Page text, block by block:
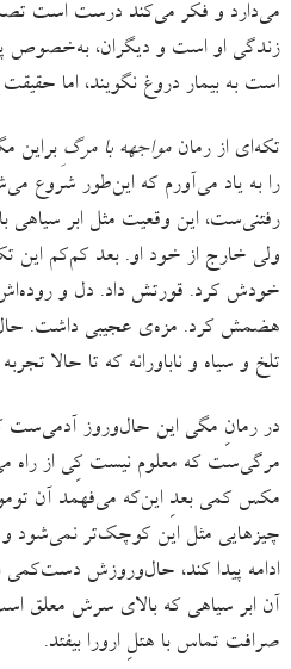
می‌دارد و فکر می‌کند درست است
زندگی او است و دیگران، به‌خصوص
است به بیمار دروغ نگویند، اما
تکه‌ای از رمانمواجهه با مرگِ براین
را به یاد می‌آورم که این‌طور شروع
رفتنی‌ست، این وقعیت مثل ابر
ولی خارج از خود او. بعد کم‌کم این
خودش کرد. قورتش داد. دل و روده‌اش
هضمش کرد. مزه‌ی عجیبی داشت. حال
تلخ و سیاه و ناباورانه که تا حالا
در رمانِ مگی این حال‌وروز آدمی‌ست
مرگی‌ست که معلوم نیست کِی از راه
مکس کمی بعدِ این‌که می‌فهمد آن
چیزهایی مثل این کوچک‌تر
ادامه پیدا کند،‌ حال‌وروزش
آن ابر سیاهی که بالای سرش معلق
صرافت تماس با هتلِ ارورا بیفتد.